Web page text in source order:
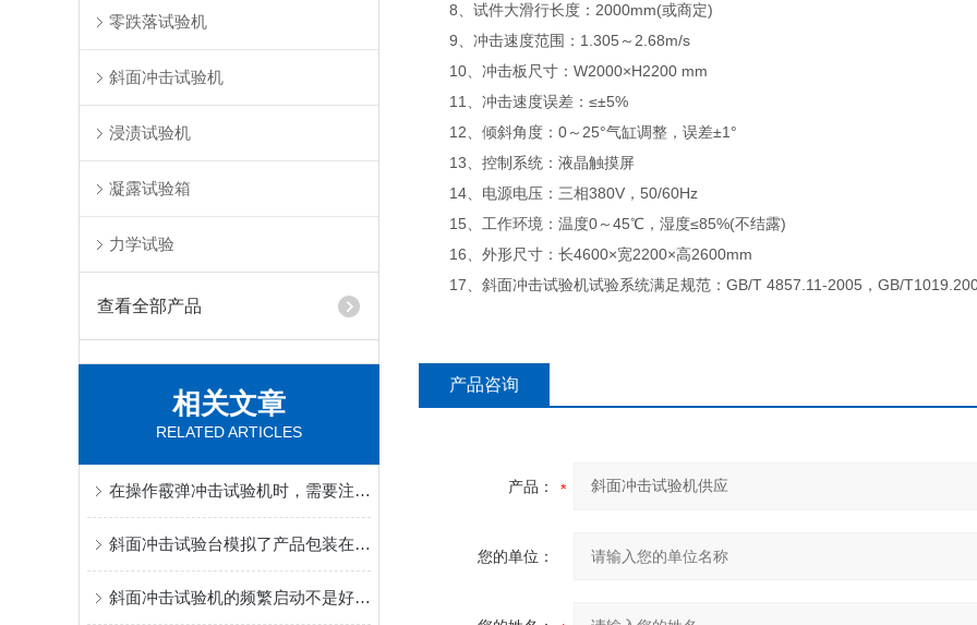
零跌落试验机
斜面冲击试验机
浸渍试验机
凝露试验箱
力学试验
查看全部产品
相关文章
RELATED ARTICLES
在操作霰弹冲击试验机时，需要注意以下几点
斜面冲击试验台模拟了产品包装在实际环境中抗冲击损坏的能力
斜面冲击试验机的频繁启动不是好现象
8、试件大滑行长度：2000mm(或商定)
9、冲击速度范围：1.305～2.68m/s
10、冲击板尺寸：W2000×H2200 mm
11、冲击速度误差：≤±5%
12、倾斜角度：0～25°气缸调整，误差±1°
13、控制系统：液晶触摸屏
14、电源电压：三相380V，50/60Hz
15、工作环境：温度0～45℃，湿度≤85%(不结露)
16、外形尺寸：长4600×宽2200×高2600mm
17、斜面冲击试验机试验系统满足规范：GB/T 4857.11-2005，GB/
产品咨询
产品：
您的单位：